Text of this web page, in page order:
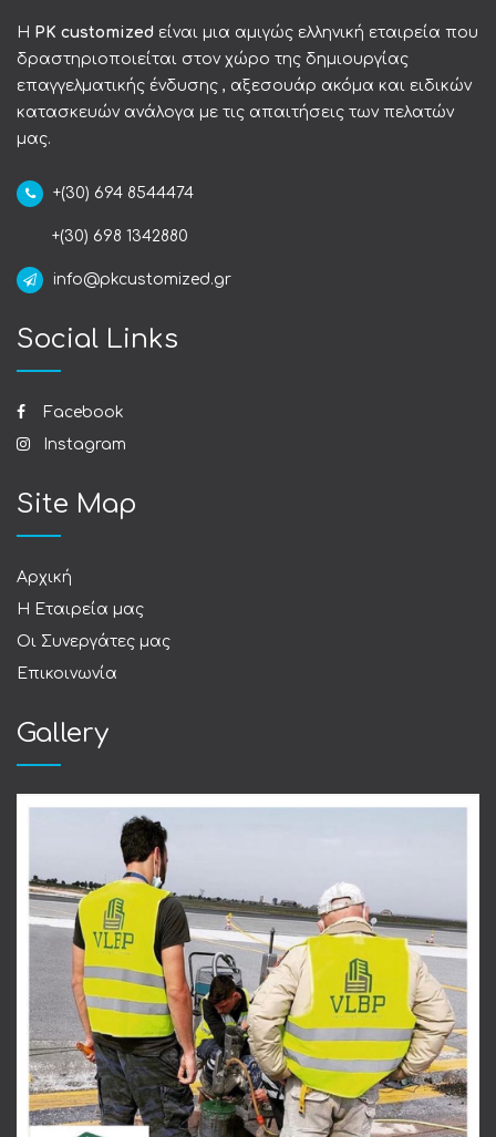
Η PK customized είναι μια αμιγώς ελληνική εταιρεία που
δραστηριοποιείται στον χώρο της δημιουργίας
επαγγελματικής ένδυσης , αξεσουάρ ακόμα και ειδικών
κατασκευών ανάλογα με τις απαιτήσεις των πελατών
μας.
+(30) 694 8544474
+(30) 698 1342880
info@pkcustomized.gr
Social Links
Facebook
Instagram
Site Map
Αρχική
Η Εταιρεία μας
Οι Συνεργάτες μας
Επικοινωνία
Gallery